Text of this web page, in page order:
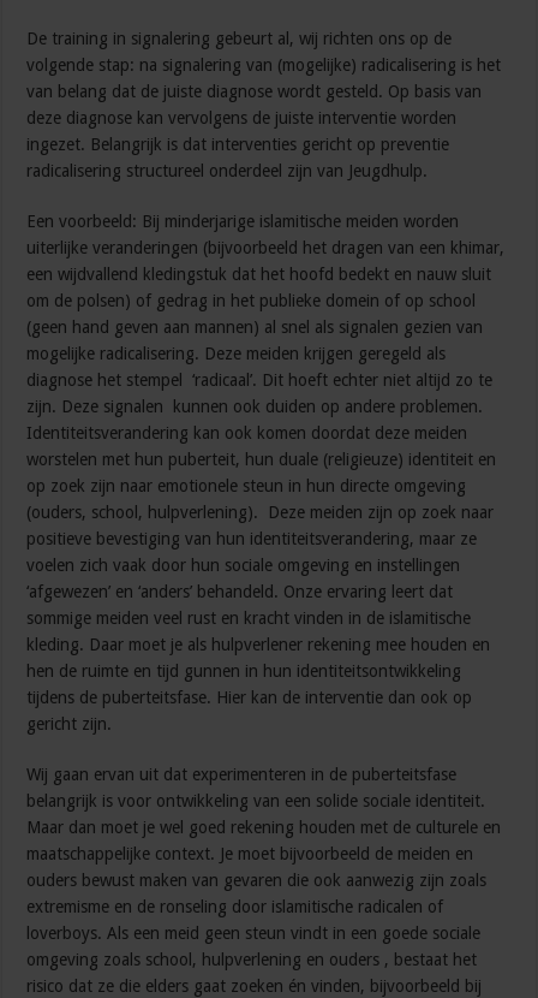
De training in signalering gebeurt al, wij richten ons op de
volgende stap: na signalering van (mogelijke) radicalisering is het
van belang dat de juiste diagnose wordt gesteld. Op basis van
deze diagnose kan vervolgens de juiste interventie worden
ingezet. Belangrijk is dat interventies gericht op preventie
radicalisering structureel onderdeel zijn van Jeugdhulp.
Een voorbeeld: Bij minderjarige islamitische meiden worden
uiterlijke veranderingen (bijvoorbeeld het dragen van een khimar,
een wijdvallend kledingstuk dat het hoofd bedekt en nauw sluit
om de polsen) of gedrag in het publieke domein of op school
(geen hand geven aan mannen) al snel als signalen gezien van
mogelijke radicalisering. Deze meiden krijgen geregeld als
diagnose het stempel ‘radicaal’. Dit hoeft echter niet altijd zo te
zijn. Deze signalen kunnen ook duiden op andere problemen.
Identiteitsverandering kan ook komen doordat deze meiden
worstelen met hun puberteit, hun duale (religieuze) identiteit en
op zoek zijn naar emotionele steun in hun directe omgeving
(ouders, school, hulpverlening). Deze meiden zijn op zoek naar
positieve bevestiging van hun identiteitsverandering, maar ze
voelen zich vaak door hun sociale omgeving en instellingen
‘afgewezen’ en ‘anders’ behandeld. Onze ervaring leert dat
sommige meiden veel rust en kracht vinden in de islamitische
kleding. Daar moet je als hulpverlener rekening mee houden en
hen de ruimte en tijd gunnen in hun identiteitsontwikkeling
tijdens de puberteitsfase. Hier kan de interventie dan ook op
gericht zijn.
Wij gaan ervan uit dat experimenteren in de puberteitsfase
belangrijk is voor ontwikkeling van een solide sociale identiteit.
Maar dan moet je wel goed rekening houden met de culturele en
maatschappelijke context. Je moet bijvoorbeeld de meiden en
ouders bewust maken van gevaren die ook aanwezig zijn zoals
extremisme en de ronseling door islamitische radicalen of
loverboys. Als een meid geen steun vindt in een goede sociale
omgeving zoals school, hulpverlening en ouders , bestaat het
risico dat ze die elders gaat zoeken én vinden, bijvoorbeeld bij